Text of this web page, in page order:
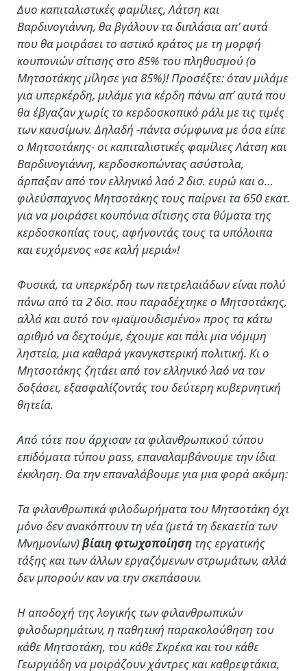
Δυο καπιταλιστικές φαμίλιες, Λάτση και
Βαρδινογιάννη, θα βγάλουν τα διπλάσια απ’ αυτά
που θα μοιράσει το αστικό κράτος με τη μορφή
κουπονιών σίτισης στο 85% του πληθυσμού (ο
Μητσοτάκης μίλησε για 85%)! Προσέξτε: όταν μιλάμε
για υπερκέρδη, μιλάμε για κέρδη πάνω απ’ αυτά που
θα έβγαζαν χωρίς το κερδοσκοπικό ράλι με τις τιμές
των καυσίμων. Δηλαδή -πάντα σύμφωνα με όσα είπε
ο Μητσοτάκης- οι καπιταλιστικές φαμίλιες Λάτση και
Βαρδινογιάννη, κερδοσκοπώντας ασύστολα,
άρπαξαν από τον ελληνικό λαό 2 δισ. ευρώ και ο…
φιλεύσπαχνος Μητσοτάκης τους παίρνει τα 650 εκατ.
για να μοιράσει κουπόνια σίτισης στα θύματα της
κερδοσκοπίας τους, αφήνοντάς τους τα υπόλοιπα
και ευχόμενος «σε καλή μεριά»!
Φυσικά, τα υπερκέρδη των πετρελαιάδων είναι πολύ
πάνω από τα 2 δισ. που παραδέχτηκε ο Μητσοτάκης,
αλλά και αυτό τον «μαϊμουδισμένο» προς τα κάτω
αριθμό να δεχτούμε, έχουμε και πάλι μια νόμιμη
ληστεία, μια καθαρά γκανγκστερική πολιτική. Κι ο
Μητσοτάκης ζητάει από τον ελληνικό λαό να τον
δοξάσει, εξασφαλίζοντάς του δεύτερη κυβερνητική
θητεία.
Από τότε που άρχισαν τα φιλανθρωπικού τύπου
επiδόματα τύπου pass, επαναλαμβάνουμε την ίδια
έκκληση. Θα την επαναλάβουμε για μια φορά ακόμη:
Τα φιλανθρωπικά φιλοδωρήματα του Μητσοτάκη όχι
μόνο δεν ανακόπτουν τη νέα (μετά τη δεκαετία των
Μνημονίων)βίαιη φτωχοποίηση της εργατικής
τάξης και των άλλων εργαζόμενων στρωμάτων, αλλά
δεν μπορούν καν να την σκεπάσουν.
Η αποδοχή της λογικής των φιλανθρωπικών
φιλοδωρημάτων, η παθητική παρακολούθηση του
κάθε Μητσοτάκη, του κάθε Σκρέκα και του κάθε
Γεωργιάδη να μοιράζουν χάντρες και καθρεφτάκια,